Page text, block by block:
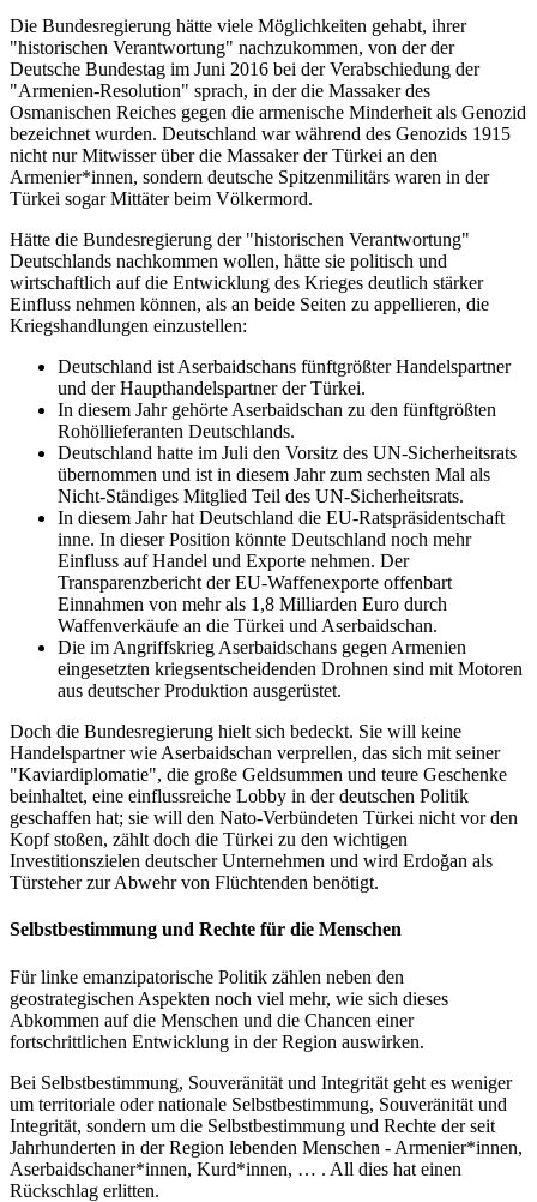
Die Bundesregierung hätte viele Möglichkeiten gehabt, ihrer
"historischen Verantwortung" nachzukommen, von der der
Deutsche Bundestag im Juni 2016 bei der Verabschiedung der
"Armenien-Resolution" sprach, in der die Massaker des
Osmanischen Reiches gegen die armenische Minderheit als Genozid
bezeichnet wurden. Deutschland war während des Genozids 1915
nicht nur Mitwisser über die Massaker der Türkei an den
Armenier*innen, sondern deutsche Spitzenmilitärs waren in der
Türkei sogar Mittäter beim Völkermord.
Hätte die Bundesregierung der "historischen Verantwortung"
Deutschlands nachkommen wollen, hätte sie politisch und
wirtschaftlich auf die Entwicklung des Krieges deutlich stärker
Einfluss nehmen können, als an beide Seiten zu appellieren, die
Kriegshandlungen einzustellen:
Deutschland ist Aserbaidschans fünftgrößter Handelspartner
und der Haupthandelspartner der Türkei.
In diesem Jahr gehörte Aserbaidschan zu den fünftgrößten
Rohöllieferanten Deutschlands.
Deutschland hatte im Juli den Vorsitz des UN-Sicherheitsrats
übernommen und ist in diesem Jahr zum sechsten Mal als
Nicht-Ständiges Mitglied Teil des UN-Sicherheitsrats.
In diesem Jahr hat Deutschland die EU-Ratspräsidentschaft
inne. In dieser Position könnte Deutschland noch mehr
Einfluss auf Handel und Exporte nehmen. Der
Transparenzbericht der EU-Waffenexporte offenbart
Einnahmen von mehr als 1,8 Milliarden Euro durch
Waffenverkäufe an die Türkei und Aserbaidschan.
Die im Angriffskrieg Aserbaidschans gegen Armenien
eingesetzten kriegsentscheidenden Drohnen sind mit Motoren
aus deutscher Produktion ausgerüstet.
Doch die Bundesregierung hielt sich bedeckt. Sie will keine
Handelspartner wie Aserbaidschan verprellen, das sich mit seiner
"Kaviardiplomatie", die große Geldsummen und teure Geschenke
beinhaltet, eine einflussreiche Lobby in der deutschen Politik
geschaffen hat; sie will den Nato-Verbündeten Türkei nicht vor den
Kopf stoßen, zählt doch die Türkei zu den wichtigen
Investitionszielen deutscher Unternehmen und wird Erdoğan als
Türsteher zur Abwehr von Flüchtenden benötigt.
Selbstbestimmung und Rechte für die Menschen
Für linke emanzipatorische Politik zählen neben den
geostrategischen Aspekten noch viel mehr, wie sich dieses
Abkommen auf die Menschen und die Chancen einer
fortschrittlichen Entwicklung in der Region auswirken.
Bei Selbstbestimmung, Souveränität und Integrität geht es weniger
um territoriale oder nationale Selbstbestimmung, Souveränität und
Integrität, sondern um die Selbstbestimmung und Rechte der seit
Jahrhunderten in der Region lebenden Menschen - Armenier*innen,
Aserbaidschaner*innen, Kurd*innen, … . All dies hat einen
Rückschlag erlitten.